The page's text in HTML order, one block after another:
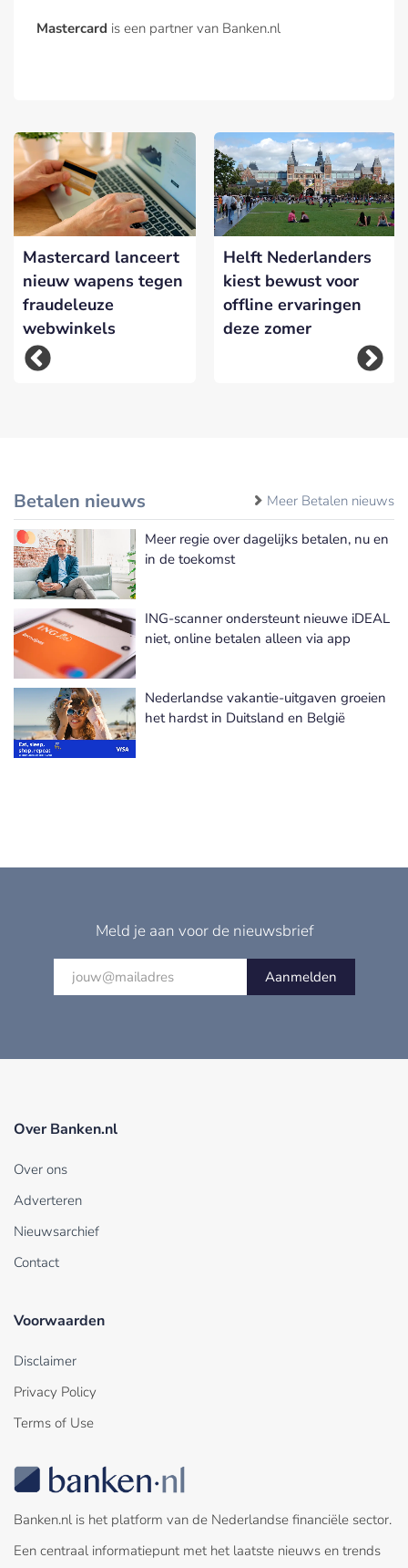
Mastercard is een partner van Banken.nl
Mastercard lanceert
nieuw wapens tegen
fraudeleuze
webwinkels
Helft Nederlanders
kiest bewust voor
offline ervaringen
deze zomer
Betalen nieuws Meer Betalen nieuws
Meer regie over dagelijks betalen, nu en
in de toekomst
ING-scanner ondersteunt nieuwe iDEAL
niet, online betalen alleen via app
Nederlandse vakantie-uitgaven groeien
het hardst in Duitsland en België
Meld je aan voor de nieuwsbrief
Aanmelden
Over Banken.nl
Over ons
Adverteren
Nieuwsarchief
Contact
Voorwaarden
Disclaimer
Privacy Policy
Terms of Use
Banken.nl is het platform van de Nederlandse financiële sector.
Een centraal informatiepunt met het laatste nieuws en trends